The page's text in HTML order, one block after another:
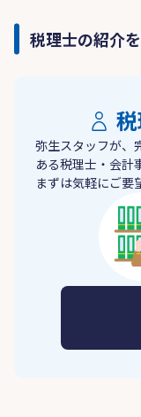
税理士の紹介
弥生スタッフが、
ある税理士・会計
まずは気軽にご要